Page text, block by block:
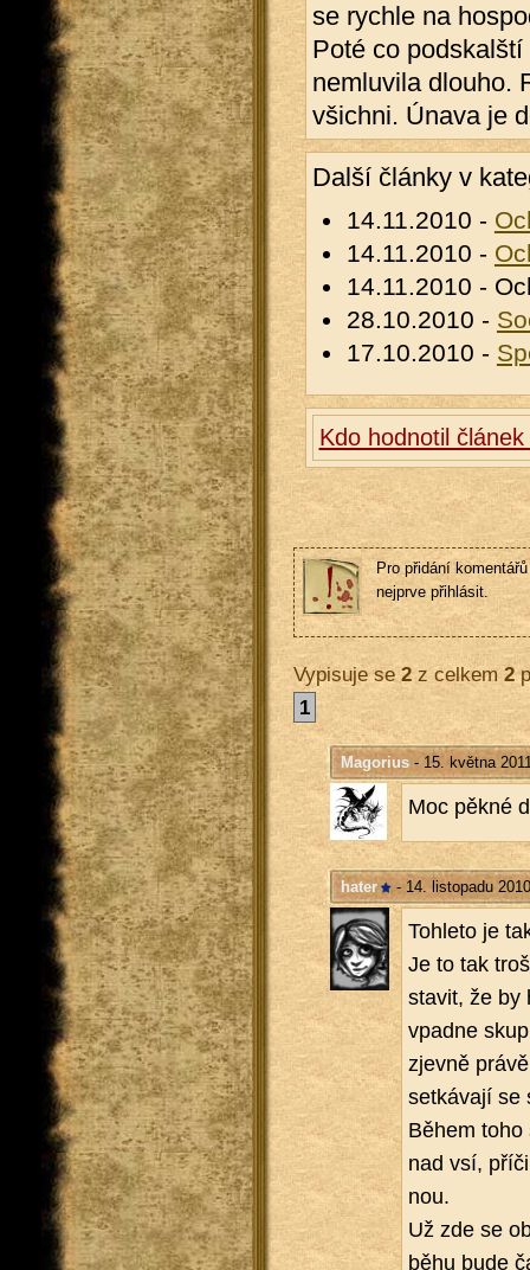
se rychle na
Poté co
nemluvila dlouho.
všichni. Únava je
Další články v
14.11.2010 -
14.11.2010 -
14.11.2010 -
28.10.2010 -
17.10.2010 -
Kdo hodnotil
Pro přidání
nejprve přihlásit.
Vypisuje se2z celkem 2
1
Magorius- 15. května
Moc pěkné
hater - 14. listopadu
To­hle­to je
Je to tak
sta­vit, že by
vpad­ne
zjev­ně
se­tká­va­jí se
Během
nad vsí,
nou.
Už zde se
bě­hu bude